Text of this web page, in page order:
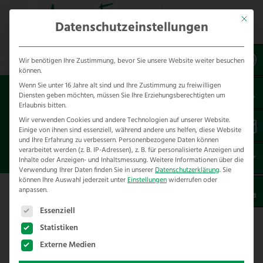
Sie sind hier:
ASP-PRÄVENTION FÜR
LANDWIRTSCHAFTLICHE
BETRIEBE GEGEN SCHWARZWILD
ASP-Prävention für landwirtschaftliche
Betriebe gegen Schwarzwild
Im Rahmen der ASP Prävention in der
Landwirtschaft werden abschirmende
Mit
Datenschutzeinstellungen
Wir benötigen Ihre Zustimmung, bevor Sie unsere Website weiter besuchen
können.
Wenn Sie unter 16 Jahre alt sind und Ihre Zustimmung zu freiwilligen
Diensten geben möchten, müssen Sie Ihre Erziehungsberechtigten um
Erlaubnis bitten.
Wir verwenden Cookies und andere Technologien auf unserer Website.
Einige von ihnen sind essenziell, während andere uns helfen, diese Website
und Ihre Erfahrung zu verbessern. Personenbezogene Daten können
verarbeitet werden (z. B. IP-Adressen), z. B. für personalisierte Anzeigen und
Inhalte oder Anzeigen- und Inhaltsmessung.Weitere Informationen über die
Verwendung Ihrer Daten finden Sie in unsererDatenschutzerklärung. Sie
können Ihre Auswahl jederzeit unterEinstellungenwiderrufen oder
anpassen.
Es folgt eine Liste der Service-Gruppen, für die eine
Essenziell
Statistiken
Externe Medien